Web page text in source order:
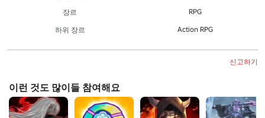
장르
RPG
하위 장르 Action RPG
신고하기
이런 것도 많이들 참여해요